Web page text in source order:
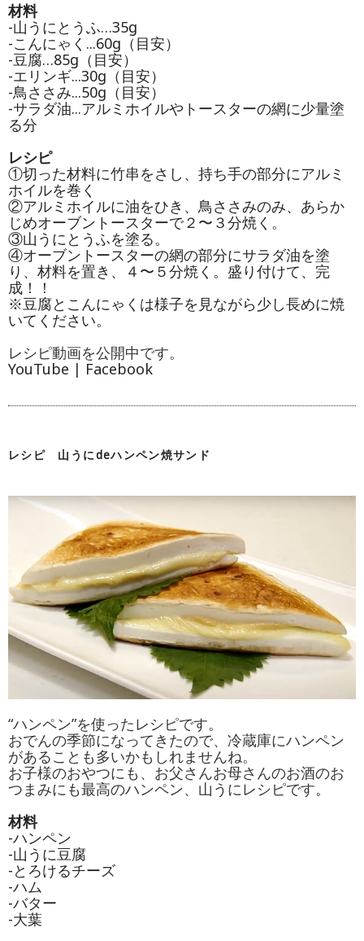
材料
-山うにとうふ…35g
-こんにゃく...60g（目安）
-豆腐…85g（目安）
-エリンギ...30g（目安）
-鳥ささみ...50g（目安）
-サラダ油...アルミホイルやトースターの網に少量塗
る分
レシピ
①切った材料に竹串をさし、持ち手の部分にアルミ
ホイルを巻く
②アルミホイルに油をひき、鳥ささみのみ、あらか
じめオーブントースターで２〜３分焼く。
③山うにとうふを塗る。
④オーブントースターの網の部分にサラダ油を塗
り、材料を置き、４〜５分焼く。盛り付けて、完
成！！
※豆腐とこんにゃくは様子を見ながら少し長めに焼
いてください。
レシピ動画を公開中です。
YouTube | Facebook
レシピ 山うにdeハンペン焼サンド
“ハンペン”を使ったレシピです。
おでんの季節になってきたので、冷蔵庫にハンペン
があることも多いかもしれませんね。
お子様のおやつにも、お父さんお母さんのお酒のお
つまみにも最高のハンペン、山うにレシピです。
材料
-ハンペン
-山うに豆腐
-とろけるチーズ
-ハム
-バター
-大葉